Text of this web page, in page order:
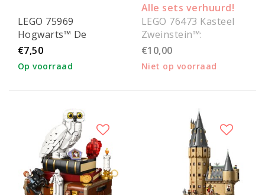
LEGO 75969
Hogwarts™ De
Astronomietoren
€7,50
Op voorraad
Alle sets verhuurd!
LEGO 76473 Kasteel
Zweinstein™:
Oostvleugel
€10,00
Niet op voorraad